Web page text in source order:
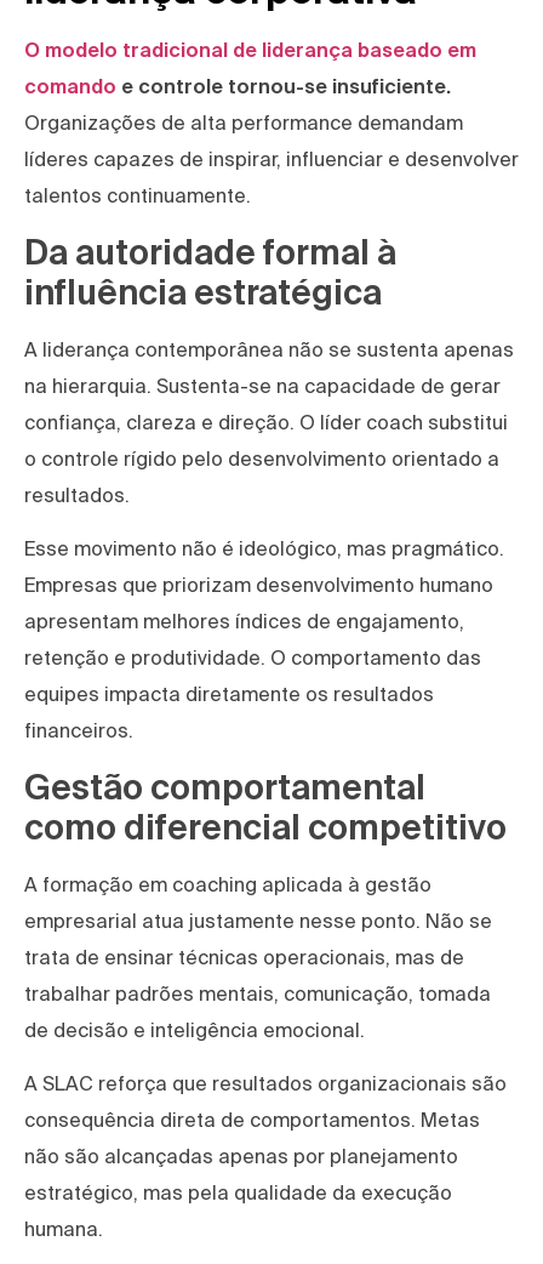
O modelo tradicional de liderança baseado em
comando e controle tornou-se insuficiente.
Organizações de alta performance demandam
líderes capazes de inspirar, influenciar e desenvolver
talentos continuamente.
Da autoridade formal à
influência estratégica
A liderança contemporânea não se sustenta apenas
na hierarquia. Sustenta-se na capacidade de gerar
confiança, clareza e direção. O líder coach substitui
o controle rígido pelo desenvolvimento orientado a
resultados.
Esse movimento não é ideológico, mas pragmático.
Empresas que priorizam desenvolvimento humano
apresentam melhores índices de engajamento,
retenção e produtividade. O comportamento das
equipes impacta diretamente os resultados
financeiros.
Gestão comportamental
como diferencial competitivo
A formação em coaching aplicada à gestão
empresarial atua justamente nesse ponto. Não se
trata de ensinar técnicas operacionais, mas de
trabalhar padrões mentais, comunicação, tomada
de decisão e inteligência emocional.
A SLAC reforça que resultados organizacionais são
consequência direta de comportamentos. Metas
não são alcançadas apenas por planejamento
estratégico, mas pela qualidade da execução
humana.